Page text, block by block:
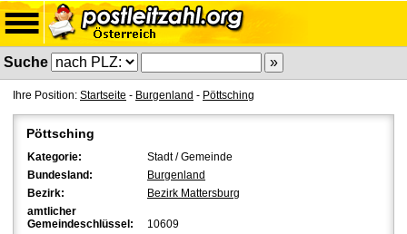
Suche
Ihre Position: Startseite - Burgenland - Pöttsching
Pöttsching
Kategorie:
Stadt / Gemeinde
Bundesland:
Burgenland
Bezirk:
Bezirk Mattersburg
amtlicher
Gemeindeschlüssel:
10609